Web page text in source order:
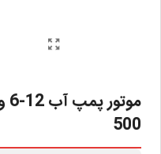
500